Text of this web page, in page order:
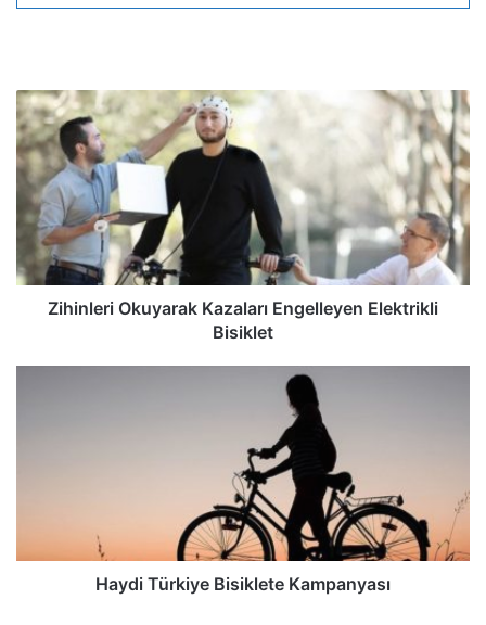
Zihinleri Okuyarak Kazaları Engelleyen Elektrikli
Bisiklet
Haydi Türkiye Bisiklete Kampanyası